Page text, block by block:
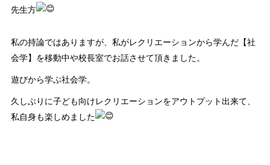
先生方
私の持論ではありますが、私がレクリエーションから学んだ【社
会学】を移動中や校長室でお話させて頂きました。
遊びから学ぶ社会学。
久しぶりに子ども向けレクリエーションをアウトプット出来て、
私自身も楽しめました